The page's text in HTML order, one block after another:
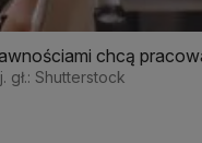
chcą
gł.: Shutterstock